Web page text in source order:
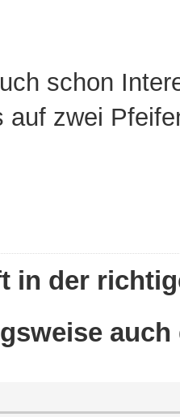
schon
auf zwei
in der
auch